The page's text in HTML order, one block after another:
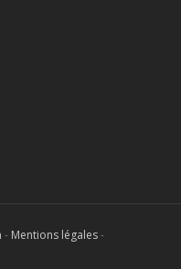
- Mentions légales-